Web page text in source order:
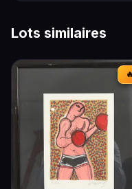
Lots similaires
🔥